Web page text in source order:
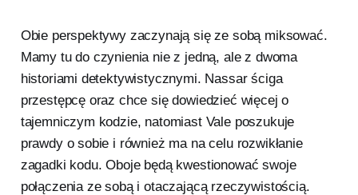
Obie perspektywy zaczynają się ze sobą miksować.
Mamy tu do czynienia nie z jedną, ale z dwoma
historiami detektywistycznymi. Nassar ściga
przestępcę oraz chce się dowiedzieć więcej o
tajemniczym kodzie, natomiast Vale poszukuje
prawdy o sobie i również ma na celu rozwikłanie
zagadki kodu. Oboje będą kwestionować swoje
połączenia ze sobą i otaczającą rzeczywistością.